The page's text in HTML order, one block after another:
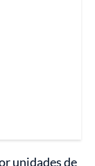
unidades de